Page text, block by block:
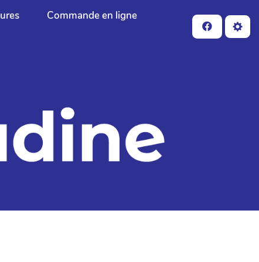
Commande en ligne